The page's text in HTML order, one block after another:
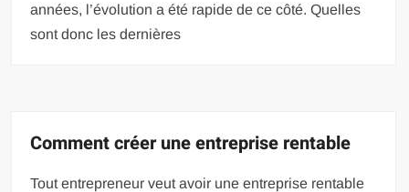
années, l’évolution a été rapide de ce côté. Quelles
sont donc les dernières
Comment créer une entreprise rentable
Tout entrepreneur veut avoir une entreprise rentable